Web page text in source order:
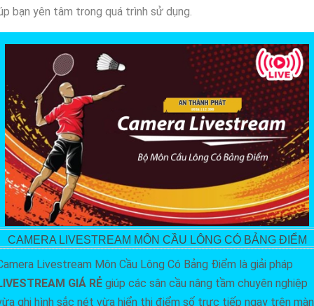
bạn yên tâm trong quá trình sử dụng.
CAMERA LIVESTREAM MÔN CẦU LÔNG CÓ BẢNG ĐIỂM
Livestream Môn Cầu Lông Có Bảng Điểm là giải pháp
GIÁ RẺ giúp các sân cầu nâng tầm chuyên nghiệp
ghi hình sắc nét vừa hiển thị điểm số trực tiếp ngay trên màn